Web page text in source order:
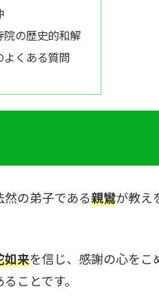
の歴史的和解
くある質問
の弟子である親鸞が教え
如来を信じ、感謝の心を
ことです。